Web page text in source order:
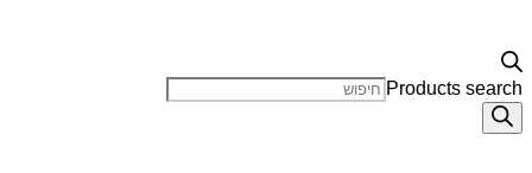
Products search